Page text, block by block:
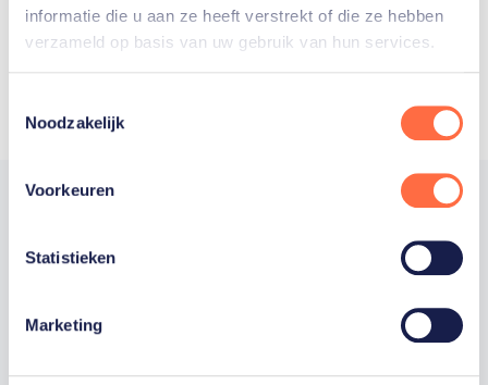
informatie die u aan ze heeft verstrekt of die ze hebben
verzameld op basis van uw gebruik van hun services.
Noodzakelijk
Voorkeuren
Statistieken
Marketing
Trotse hoofdsponsor